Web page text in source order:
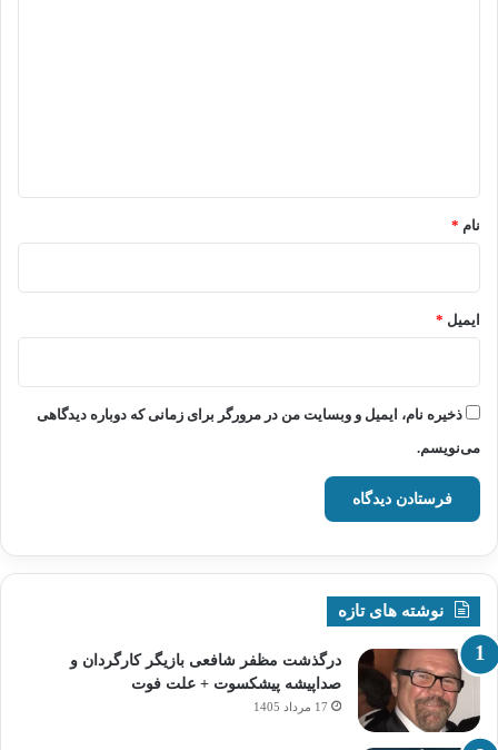
نام *
ایمیل *
ذخیره نام، ایمیل و وبسایت من در مرورگر برای زمانی که دوباره دیدگاهی
می‌نویسم.
نوشته های تازه
درگذشت مظفر شافعی بازیگر کارگردان و
صداپیشه پیشکسوت + علت فوت
17 مرداد 1405